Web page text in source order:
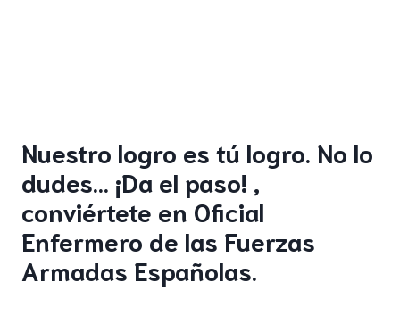
Nuestro logro es tú logro. No lo
dudes… ¡Da el paso! ,
conviértete en Oficial
Enfermero de las Fuerzas
Armadas Españolas.